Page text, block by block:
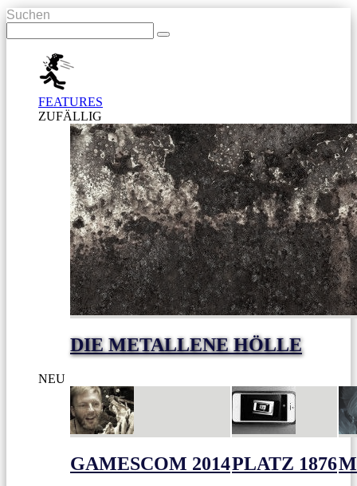
Suchen
FEATURES
ZUFÄLLIG
DIE METALLENE HÖLLE
NEU
GAMESCOM 2014PLATZ 1876